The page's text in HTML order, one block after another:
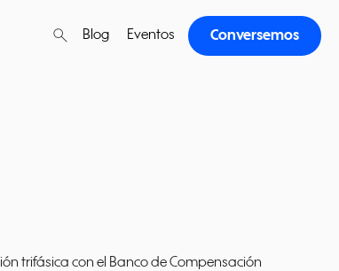
search Blog Eventos Conversemos
trifásica con el Banco de Compensación